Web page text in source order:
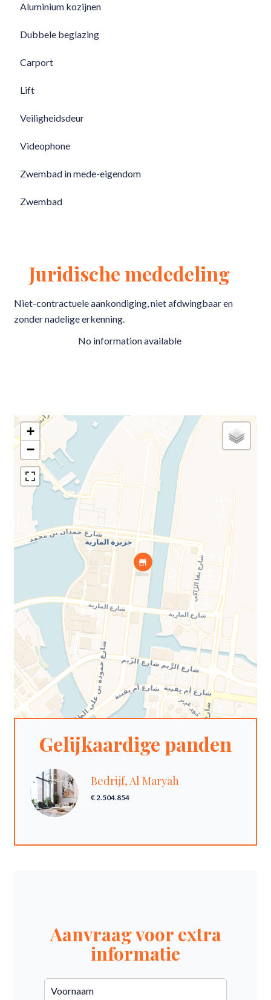
Aluminium kozijnen
Dubbele beglazing
Carport
Lift
Veiligheidsdeur
Videophone
Zwembad in mede-eigendom
Zwembad
Juridische mededeling
Niet-contractuele aankondiging, niet afdwingbaar en
zonder nadelige erkenning.
No information available
+
−
Gelijkaardige panden
Bedrijf, Al Maryah
€ 2.504.854
Aanvraag voor extra
informatie